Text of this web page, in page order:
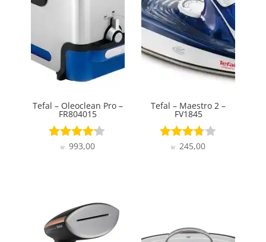
Tefal – Oleoclean Pro –
FR804015
Vurderet
kr.993,00
Tefal – Maestro 2 –
FV1845
Vurderet
kr. 245,00